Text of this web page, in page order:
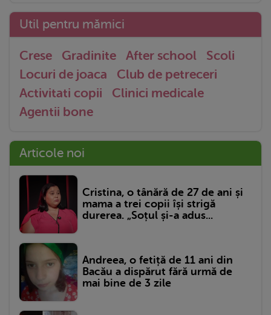
Util pentru mămici
Crese Gradinite After school
Scoli
Locuri de joaca
Club de petreceri
Activitati copii
Clinici medicale
Agentii bone
Articole noi
Cristina, o tânără de 27 de ani și
mama a trei copii își strigă
durerea. „Soțul și-a adus...
Andreea, o fetiță de 11 ani din
Bacău a dispărut fără urmă de
mai bine de 3 zile